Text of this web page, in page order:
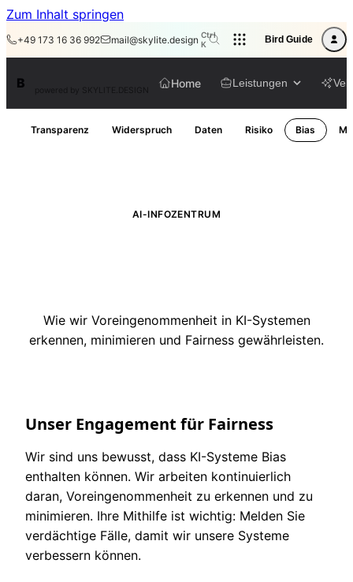
Zum Inhalt springen
+49 173 16 36 992 mail@skylite.design Ctrl
K
Bird Guide
B powered by SKYLITE.DESIGN
Home Leistungen
Transparenz Widerspruch Daten Risiko Bias
AI-INFOZENTRUM
Wie wir Voreingenommenheit in KI-Systemen
erkennen, minimieren und Fairness gewährleisten.
Unser Engagement für Fairness
Wir sind uns bewusst, dass KI-Systeme Bias
enthalten können. Wir arbeiten kontinuierlich
daran, Voreingenommenheit zu erkennen und zu
minimieren. Ihre Mithilfe ist wichtig: Melden Sie
verdächtige Fälle, damit wir unsere Systeme
verbessern können.